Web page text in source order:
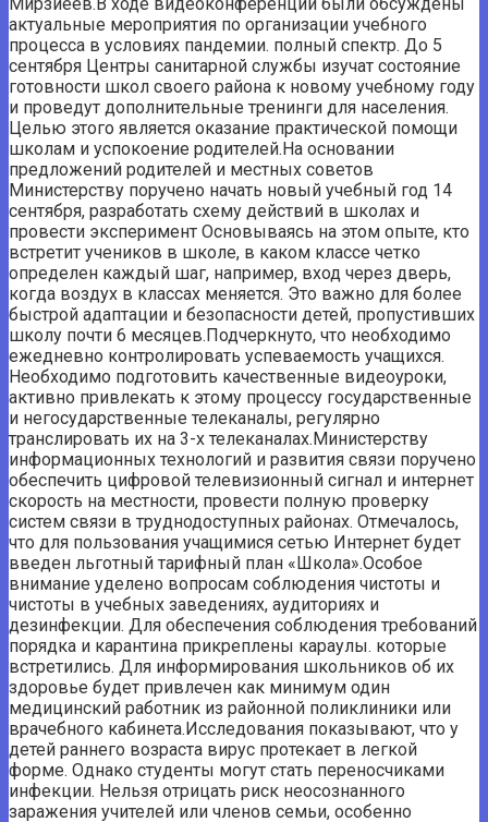
актуальные мероприятия по организации учебного
процесса в условиях пандемии. полный спектр. До 5
сентября Центры санитарной службы изучат состояние
готовности школ своего района к новому учебному году
и проведут дополнительные тренинги для населения.
Целью этого является оказание практической помощи
школам и успокоение родителей.На основании
предложений родителей и местных советов
Министерству поручено начать новый учебный год 14
сентября, разработать схему действий в школах и
провести эксперимент Основываясь на этом опыте, кто
встретит учеников в школе, в каком классе четко
определен каждый шаг, например, вход через дверь,
когда воздух в классах меняется. Это важно для более
быстрой адаптации и безопасности детей, пропустивших
школу почти 6 месяцев.Подчеркнуто, что необходимо
ежедневно контролировать успеваемость учащихся.
Необходимо подготовить качественные видеоуроки,
активно привлекать к этому процессу государственные
и негосударственные телеканалы, регулярно
транслировать их на 3-х телеканалах.Министерству
информационных технологий и развития связи поручено
обеспечить цифровой телевизионный сигнал и интернет
скорость на местности, провести полную проверку
систем связи в труднодоступных районах. Отмечалось,
что для пользования учащимися сетью Интернет будет
введен льготный тарифный план «Школа».Особое
внимание уделено вопросам соблюдения чистоты и
чистоты в учебных заведениях, аудиториях и
дезинфекции. Для обеспечения соблюдения требований
порядка и карантина прикреплены караулы. которые
встретились. Для информирования школьников об их
здоровье будет привлечен как минимум один
медицинский работник из районной поликлиники или
врачебного кабинета.Исследования показывают, что у
детей раннего возраста вирус протекает в легкой
форме. Однако студенты могут стать переносчиками
инфекции. Нельзя отрицать риск неосознанного
заражения учителей или членов семьи, особенно